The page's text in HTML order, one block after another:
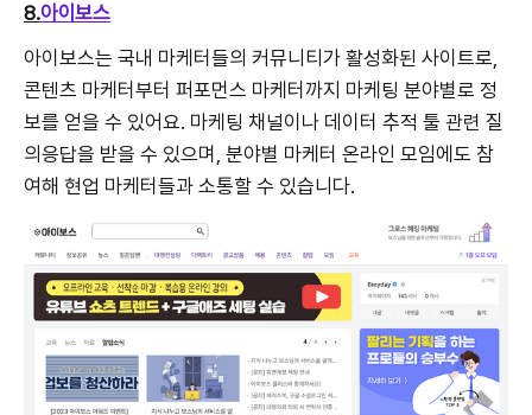
8.아이보스
아이보스는 국내 마케터들의 커뮤니티가 활성화된 사이트로,
콘텐츠 마케터부터 퍼포먼스 마케터까지 마케팅 분야별로 정
보를 얻을 수 있어요. 마케팅 채널이나 데이터 추적 툴 관련 질
의응답을 받을 수 있으며, 분야별 마케터 온라인 모임에도 참
여해 현업 마케터들과 소통할 수 있습니다.